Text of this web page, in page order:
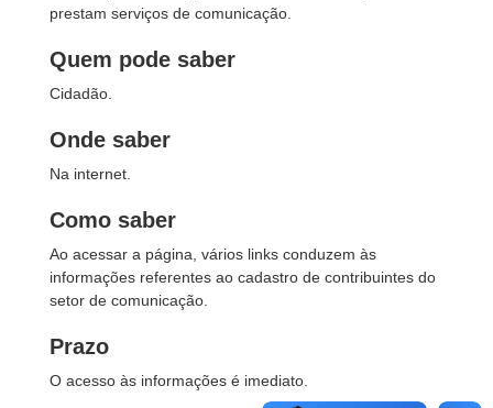
prestam serviços de comunicação.
Quem pode saber
Cidadão.
Onde saber
Na internet.
Como saber
Ao acessar a página, vários links conduzem às
informações referentes ao cadastro de contribuintes do
setor de comunicação.
Prazo
O acesso às informações é imediato.